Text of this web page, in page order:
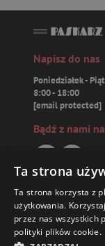
Napisz do nas
Poniedziałek -
8:00 - 18:00
[email protected]
Bądź z nami
Paskarz.pl
Zamówienia
Ta strona
Ta strona korzysta z
użytkowania.
przez nas wszystkich
polityki plików cookie.